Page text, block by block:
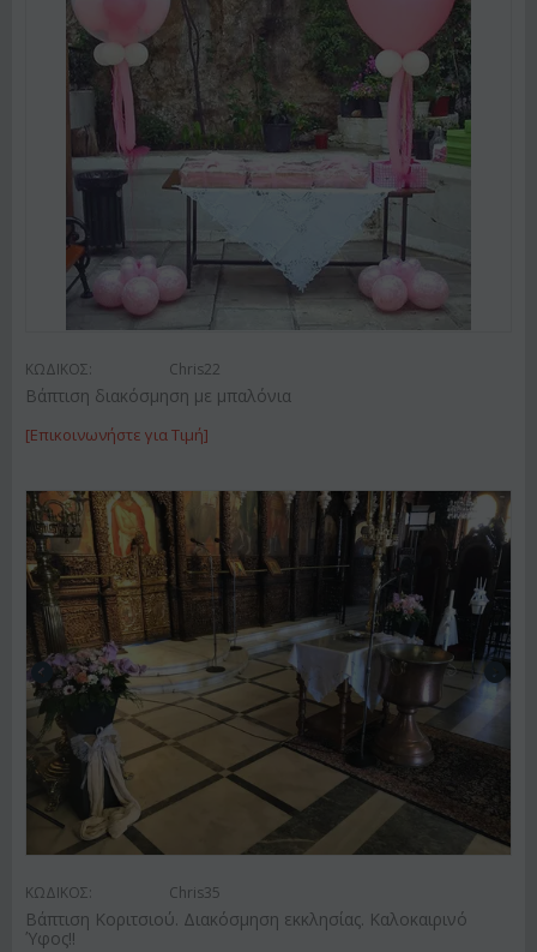
ΚΩΔΙΚΟΣ: Chris22
Βάπτιση διακόσμηση με μπαλόνια
[Επικοινωνήστε για Τιμή]
ΚΩΔΙΚΟΣ: Chris35
Βάπτιση Κοριτσιού. Διακόσμηση εκκλησίας. Καλοκαιρινό
Ύφος!!